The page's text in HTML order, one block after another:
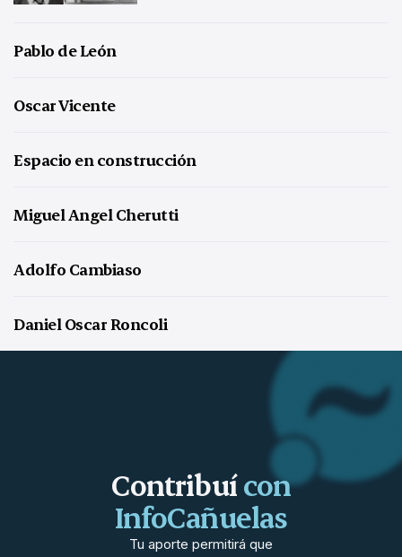
Pablo de León
Oscar Vicente
Espacio en construcción
Miguel Angel Cherutti
Adolfo Cambiaso
Daniel Oscar Roncoli
Contribuícon
InfoCañuelas
Tu aporte permitirá que